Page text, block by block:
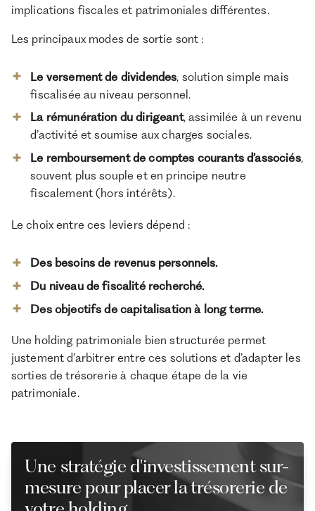
implications fiscales et patrimoniales différentes.
Les principaux modes de sortie sont :
Le versement de dividendes, solution simple mais
fiscalisée au niveau personnel.
La rémunération du dirigeant, assimilée à un revenu
d’activité et soumise aux charges sociales.
Le remboursement de comptes courants d’associés,
souvent plus souple et en principe neutre
fiscalement (hors intérêts).
Le choix entre ces leviers dépend :
Des besoins de revenus personnels.
Du niveau de fiscalité recherché.
Des objectifs de capitalisation à long terme.
Une holding patrimoniale bien structurée permet
justement d’arbitrer entre ces solutions et d’adapter les
sorties de trésorerie à chaque étape de la vie
patrimoniale.
Une stratégie d'investissement sur-
mesure pour placer la trésorerie de